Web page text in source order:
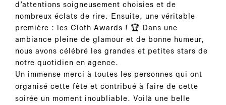
d’attentions soigneusement choisies et de
nombreux éclats de rire. Ensuite, une véritable
première : les Cloth Awards ! 🏆 Dans une
ambiance pleine de glamour et de bonne humeur,
nous avons célébré les grandes et petites stars de
notre quotidien en agence.
Un immense merci à toutes les personnes qui ont
organisé cette fête et contribué à faire de cette
soirée un moment inoubliable. Voilà une belle